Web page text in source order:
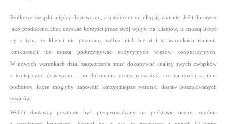
Rynkowe związki między dostawcami, a producentami ulegają zmianie. Jeśli dostawcy
jako producenci chcą uzyskać korzyści przez swój wpływ na klientów, to muszą liczyć
się z tym, że klienci nie pozostaną wobec nich bierni i w warunkach istnienia
konkurencji nie muszą podtrzymywać tradycyjnych więzów kooperacyjnych.
W nowych warunkach dział zaopatrzenia musi dokonywać analizy swych związków
z istniejącymi dostawcami i po dokonaniu oceny rozważyć, czy na rynku są inne
podmioty, które mogłyby zapewnić korzystniejsze warunki dostaw poszukiwanych
towarów.
Wybór dostawcy powinien być przeprowadzany na podstawie oceny, zgodnie